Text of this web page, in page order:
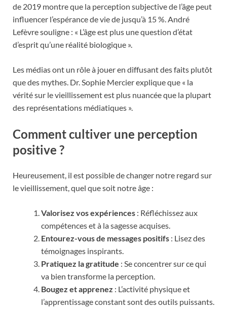
de 2019 montre que la perception subjective de l’âge peut
influencer l’espérance de vie de jusqu’à 15 %. André
Lefèvre souligne : « L’âge est plus une question d’état
d’esprit qu’une réalité biologique ».
Les médias ont un rôle à jouer en diffusant des faits plutôt
que des mythes. Dr. Sophie Mercier explique que « la
vérité sur le vieillissement est plus nuancée que la plupart
des représentations médiatiques ».
Comment cultiver une perception
positive ?
Heureusement, il est possible de changer notre regard sur
le vieillissement, quel que soit notre âge :
Valorisez vos expériences : Réfléchissez aux
compétences et à la sagesse acquises.
Entourez-vous de messages positifs : Lisez des
témoignages inspirants.
Pratiquez la gratitude : Se concentrer sur ce qui
va bien transforme la perception.
Bougez et apprenez : L’activité physique et
l’apprentissage constant sont des outils puissants.